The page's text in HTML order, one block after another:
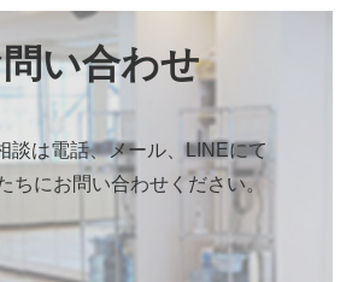
い合わせ
談は電話、メール、LINEにて
ちにお問い合わせください。